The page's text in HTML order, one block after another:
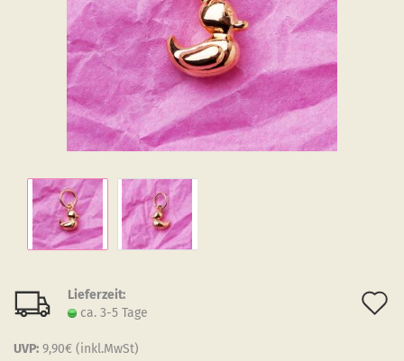
Lieferzeit:
ca. 3-5 Tage
UVP: 9,90€ (inkl.MwSt)